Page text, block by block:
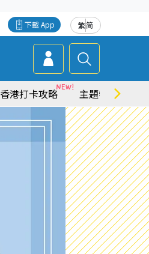
繁简
下載 App
香港打卡攻略 主題特集